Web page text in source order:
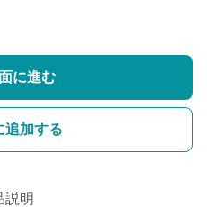
に進む
追加する
説明